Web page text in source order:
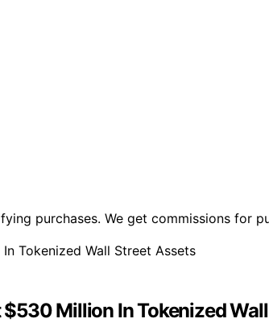
purchases. We get commissions for
Million In Tokenized